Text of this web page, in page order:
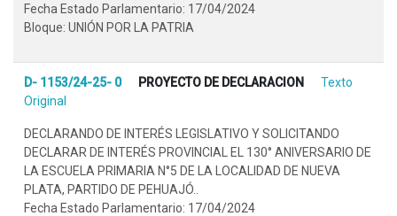
Fecha Estado Parlamentario: 17/04/2024
Bloque: UNIÓN POR LA PATRIA
D- 1153/24-25- 0 PROYECTO DE DECLARACION
Texto
Original
DECLARANDO DE INTERÉS LEGISLATIVO Y SOLICITANDO
DECLARAR DE INTERÉS PROVINCIAL EL 130° ANIVERSARIO DE
LA ESCUELA PRIMARIA N°5 DE LA LOCALIDAD DE NUEVA
PLATA, PARTIDO DE PEHUAJÓ..
Fecha Estado Parlamentario: 17/04/2024